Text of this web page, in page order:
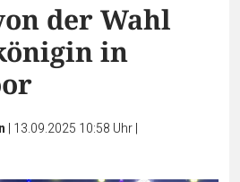
der Wahl
in
| 13.09.2025 10:58 Uhr|